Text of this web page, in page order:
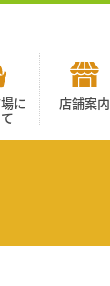
に
店舗案内